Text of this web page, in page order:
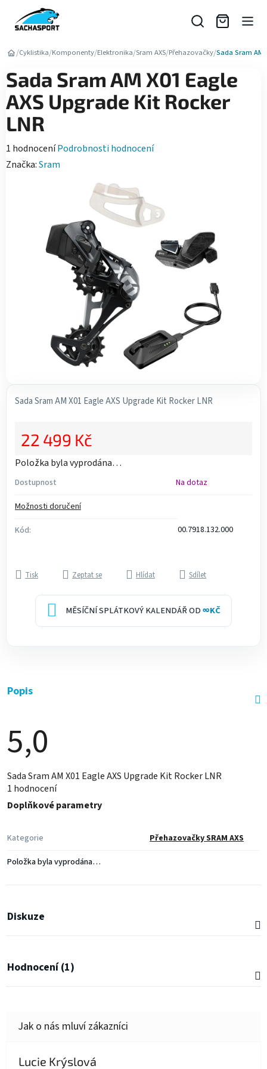
obsah
/Cyklistika/Komponenty/Elektronika/Sram AXS/Přehazovačky/Sada Sram AM
Sada Sram AM X01 Eagle AXS Upgrade Kit Rocker LNR
Položka byla vyprodána…
Dostupnost
Na dotaz
Možnosti doručení
Kód:
00.7918.132.000
22 499 Kč
Měrná cena:
Tisk Zeptat se Hlídat Sdílet
MĚSÍČNÍ SPLÁTKOVÝ KALENDÁŘ OD∞KČ
Sada Sram AM X01 Eagle
AXS Upgrade Kit Rocker
LNR
Průměrné
hodnocení
1 hodnoceníPodrobnosti hodnocení
Značka:Sram
Popis
5,0
Průměrné
hodnocení
produktu
je
5,0
hvězdiček.
1 hodnocení
Sada Sram AM X01 Eagle AXS Upgrade Kit Rocker LNR
Doplňkové parametry
Kategorie
Přehazovačky SRAM AXS
Položka byla vyprodána…
Diskuze
Hodnocení (1)
Lucie Krýslová